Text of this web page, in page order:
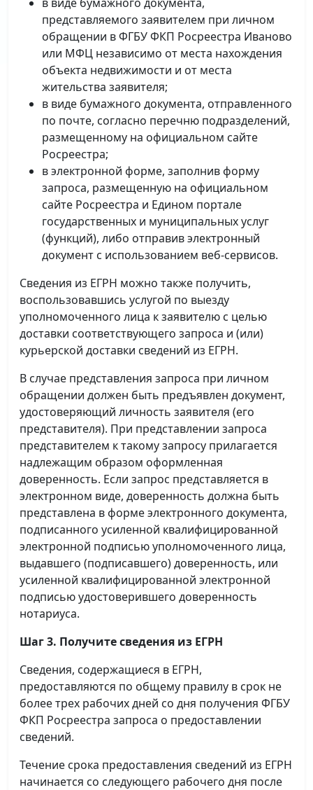
представляемого заявителем при личном
обращении в ФГБУ ФКП Росреестра Иваново
или МФЦ независимо от места нахождения
объекта недвижимости и от места
жительства заявителя;
в виде бумажного документа, отправленного
по почте, согласно перечню подразделений,
размещенному на официальном сайте
Росреестра;
в электронной форме, заполнив форму
запроса, размещенную на официальном
сайте Росреестра и Едином портале
государственных и муниципальных услуг
(функций), либо отправив электронный
документ с использованием веб-сервисов.
Сведения из ЕГРН можно также получить,
воспользовавшись услугой по выезду
уполномоченного лица к заявителю с целью
доставки соответствующего запроса и (или)
курьерской доставки сведений из ЕГРН.
В случае представления запроса при личном
обращении должен быть предъявлен документ,
удостоверяющий личность заявителя (его
представителя). При представлении запроса
представителем к такому запросу прилагается
надлежащим образом оформленная
доверенность. Если запрос представляется в
электронном виде, доверенность должна быть
представлена в форме электронного документа,
подписанного усиленной квалифицированной
электронной подписью уполномоченного лица,
выдавшего (подписавшего) доверенность, или
усиленной квалифицированной электронной
подписью удостоверившего доверенность
нотариуса.
Шаг 3. Получите сведения из ЕГРН
Сведения, содержащиеся в ЕГРН,
предоставляются по общему правилу в срок не
более трех рабочих дней со дня получения ФГБУ
ФКП Росреестра запроса о предоставлении
сведений.
Течение срока предоставления сведений из ЕГРН
начинается со следующего рабочего дня после